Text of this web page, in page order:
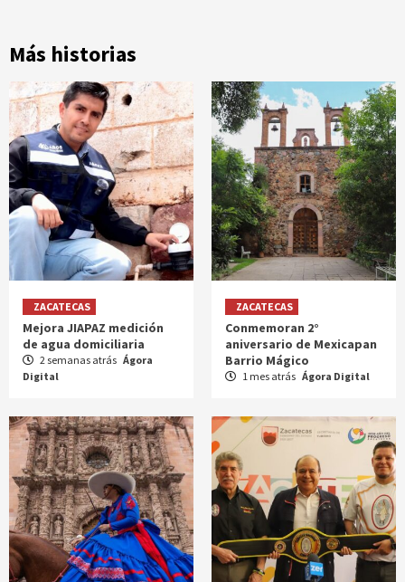
Más historias
ZACATECAS
Mejora JIAPAZ medición
de agua domiciliaria
2 semanas atrás Ágora
Digital
ZACATECAS
Conmemoran 2°
aniversario de Mexicapan
Barrio Mágico
1 mes atrás Ágora Digital